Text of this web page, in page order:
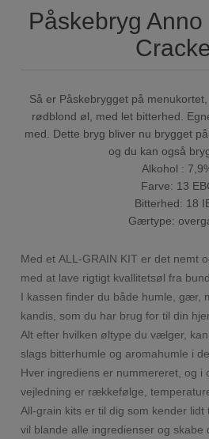
Påskebryg
Så er Påskebrygget på
rødblond øl, med let bitterhed.
med. Dette bryg bliver nu brygget
og du kan også
Alkohol :
Farve: 13
Bitterhed: 18
Gærtype:
Med et ALL-GRAIN KIT er det nemt
med at lave rigtigt kvallitetsøl fra
I kassen finder du både humle, gær,
kandis, som du har brug for til din
Alt efter hvilken øltype du vælger,
slags bitterhumle og aromahumle i
Hver ingrediens er nummereret, og i
vejledning er rækkefølge,
All-grain kits er til dig som kender
vil blande alle ingredienser og skabe